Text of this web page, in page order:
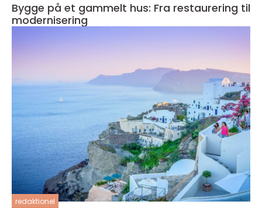
Bygge på et gammelt hus: Fra restaurering til
modernisering
redaktionel